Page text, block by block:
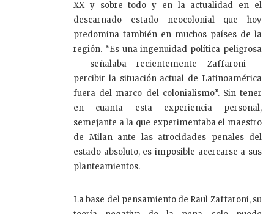
XX y sobre todo y en la actualidad en el
descarnado estado neocolonial que hoy
predomina también en muchos países de la
región. “Es una ingenuidad política peligrosa
– señalaba recientemente Zaffaroni –
percibir la situación actual de Latinoamérica
fuera del marco del colonialismo”. Sin tener
en cuanta esta experiencia personal,
semejante a la que experimentaba el maestro
de Milan ante las atrocidades penales del
estado absoluto, es imposible acercarse a sus
planteamientos.
La base del pensamiento de Raul Zaffaroni, su